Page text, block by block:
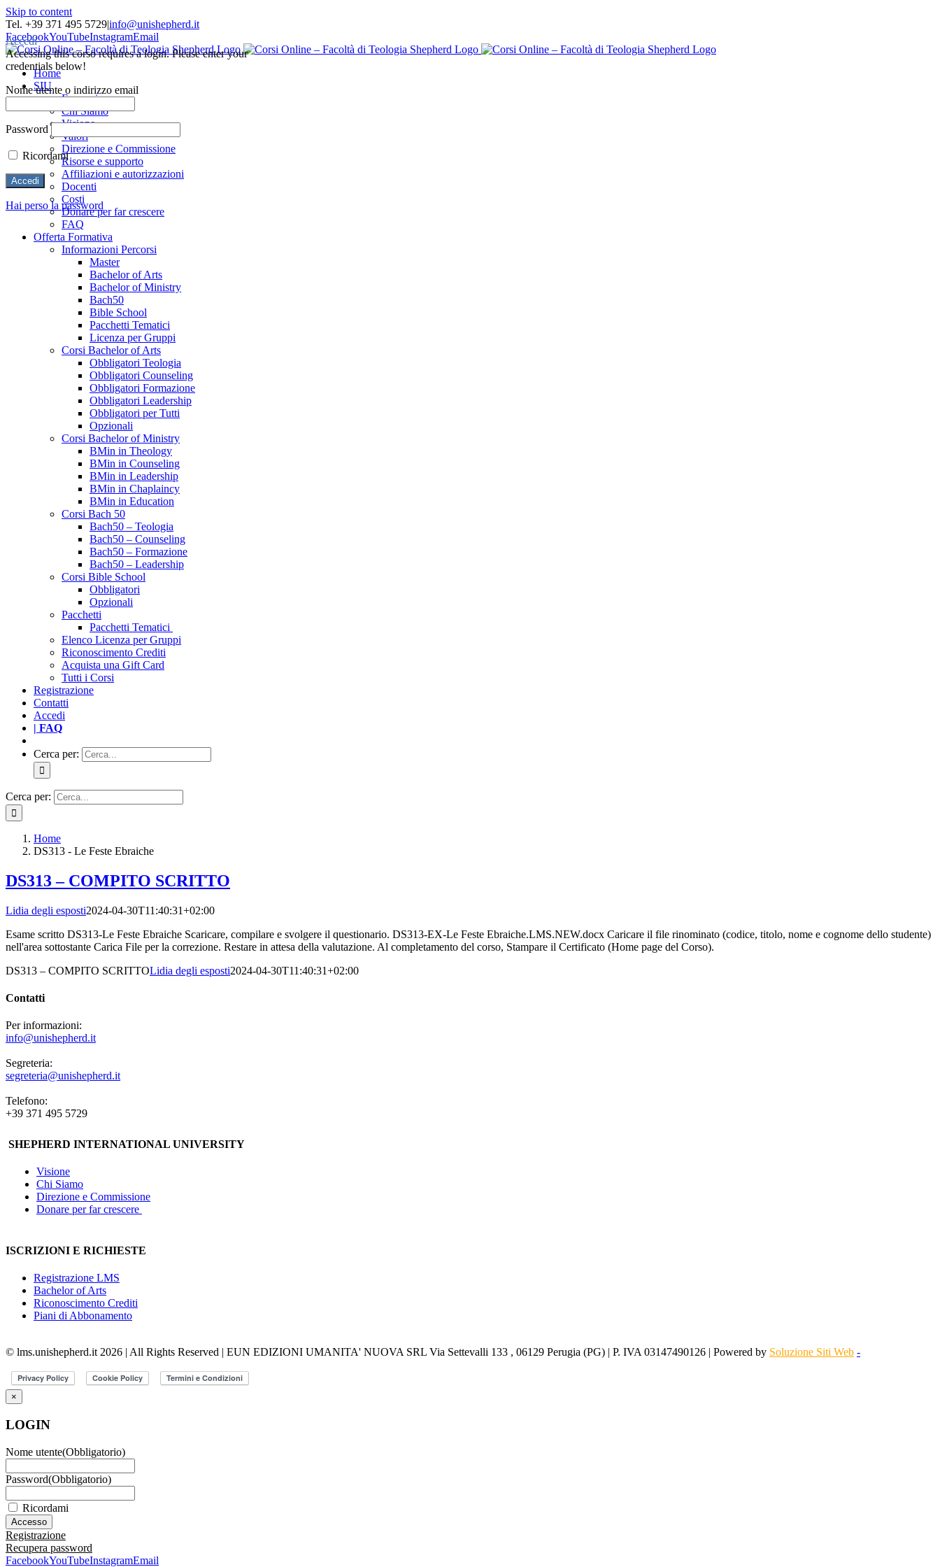
Skip to content
Tel. +39 371 495 5729|info@unishepherd.it
FacebookYouTubeInstagramEmail
Home
SIU
Formazione
Chi Siamo
Visione
Valori
Direzione e Commissione
Risorse e supporto
Affiliazioni e autorizzazioni
Docenti
Costi
Donare per far crescere
FAQ
Offerta Formativa
Informazioni Percorsi
Master
Bachelor of Arts
Bachelor of Ministry
Bach50
Bible School
Pacchetti Tematici
Licenza per Gruppi
Corsi Bachelor of Arts
Obbligatori Teologia
Obbligatori Counseling
Obbligatori Formazione
Obbligatori Leadership
Obbligatori per Tutti
Opzionali
Corsi Bachelor of Ministry
BMin in Theology
BMin in Counseling
BMin in Leadership
BMin in Chaplaincy
BMin in Education
Corsi Bach 50
Bach50 – Teologia
Bach50 – Counseling
Bach50 – Formazione
Bach50 – Leadership
Corsi Bible School
Obbligatori
Opzionali
Pacchetti
Pacchetti Tematici
Elenco Licenza per Gruppi
Riconoscimento Crediti
Acquista una Gift Card
Tutti i Corsi
Registrazione
Contatti
Accedi
| FAQ
Cerca per:
Cerca per:
Home
DS313 - Le Feste Ebraiche
DS313 – COMPITO SCRITTO
Lidia degli esposti2024-04-30T11:40:31+02:00
Esame scritto DS313-Le Feste Ebraiche Scaricare, compilare e svolgere il questionario. DS313-EX-Le Feste Ebraiche.LMS.NEW.docx Caricare il file rinominato (codice, titolo, nome e cognome dello studente)
nell'area sottostante Carica File per la correzione. Restare in attesa della valutazione. Al completamento del corso, Stampare il Certificato (Home page del Corso).
DS313 – COMPITO SCRITTOLidia degli esposti2024-04-30T11:40:31+02:00
Contatti
Per informazioni:
info@unishepherd.it
Segreteria:
segreteria@unishepherd.it
Telefono:
+39 371 495 5729
SHEPHERD INTERNATIONAL UNIVERSITY
Visione
Chi Siamo
Direzione e Commissione
Donare per far crescere
ISCRIZIONI E RICHIESTE
Registrazione LMS
Bachelor of Arts
Riconoscimento Crediti
Piani di Abbonamento
© lms.unishepherd.it 2026 | All Rights Reserved | EUN EDIZIONI UMANITA' NUOVA SRL Via Settevalli 133 , 06129 Perugia (PG) | P. IVA 03147490126 | Powered by Soluzione Siti Web -
×
LOGIN
Nome utente(Obbligatorio)
Password(Obbligatorio)
Ricordami
Registrazione
Recupera password
FacebookYouTubeInstagramEmail
Accedi
Accessing this corso requires a login. Please enter your
credentials below!
Nome utente o indirizzo email
Password
Ricordami
Hai perso la password